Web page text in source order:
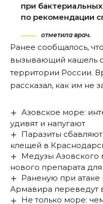
при
по рекомендации
отметила врач.
Ранее сообщалось,
вызывающий кашель
территории России.
рассказал, как им не
Азовское море:
удивят и напугают
Паразиты сбавляют
клещей в
Медузы Азовского
нового препарата
Раненую при атаке
Армавира переведут
Не только море: